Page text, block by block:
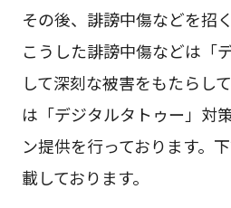
その後、誹謗中傷などを招
こうした誹謗中傷などは「
して深刻な被害をもたらし
は「デジタルタトゥー」対
ン提供を行っております。
載しております。